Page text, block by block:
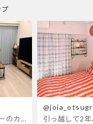
プ
明るいブルーのカーテンで、部屋全体が明るく。白を基調とした部屋にぴったりです。